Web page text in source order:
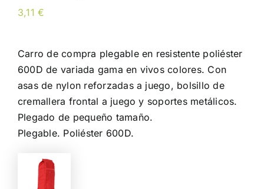
3,11€
Carro de compra plegable en resistente poliéster
600D de variada gama en vivos colores. Con
asas de nylon reforzadas a juego, bolsillo de
cremallera frontal a juego y soportes metálicos.
Plegado de pequeño tamaño.
Plegable. Poliéster 600D.